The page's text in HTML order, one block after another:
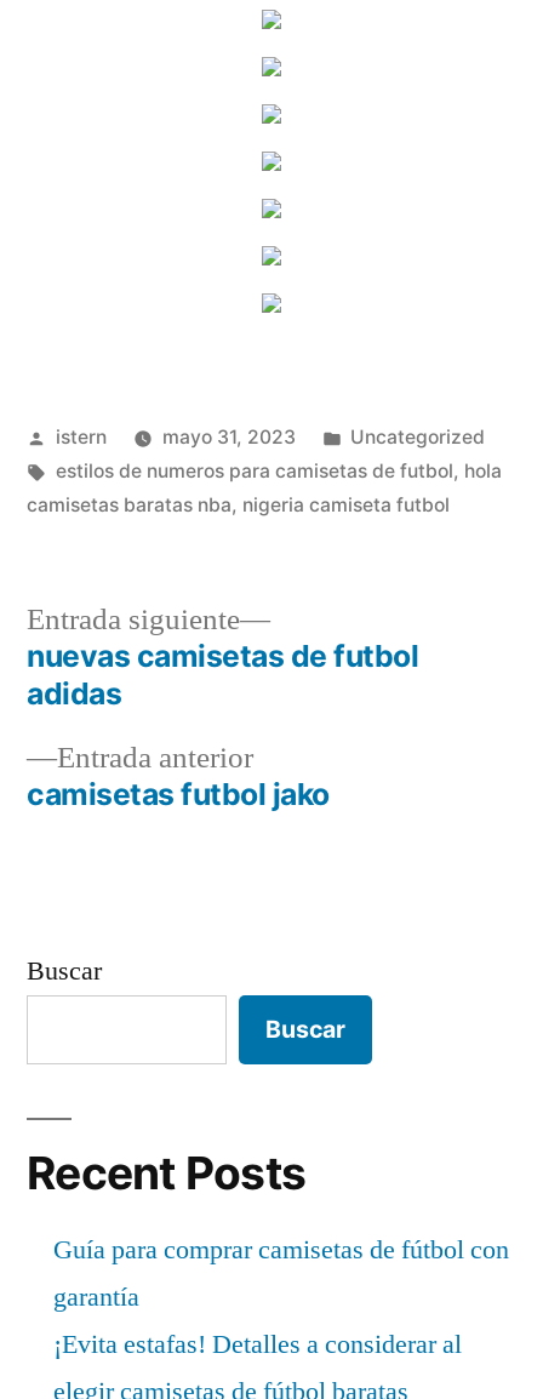
Publicado
por
istern mayo 31, 2023
Publicado
en
Uncategorized
Etiquetas:
estilos de numeros para camisetas de futbol, hola
camisetas baratas nba, nigeria camiseta futbol
Navegación
entradas
Entrada anteriorEntrada
anterior:
camisetas futbol jako
Entrada siguiente
Entrada
siguiente:
nuevas camisetas de futbol
adidas
Buscar
Buscar
Recent Posts
Guía para comprar camisetas de fútbol con
garantía
¡Evita estafas! Detalles a considerar al
elegir camisetas de fútbol baratas